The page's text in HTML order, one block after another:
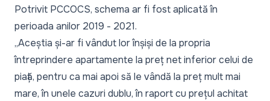
Potrivit PCCOCS, schema ar fi fost aplicată în
perioada anilor 2019 - 2021.
„Aceștia și-ar fi vândut lor înșiși de la propria
întreprindere apartamente la preț net inferior celui de
piață, pentru ca mai apoi să le vândă la preț mult mai
mare, în unele cazuri dublu, în raport cu prețul achitat